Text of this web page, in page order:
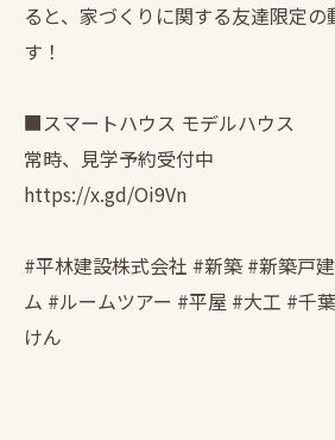
ると、家づくりに関する友達限定の
す！
■スマートハウス モデルハウス
常時、見学予約受付中
https://x.gd/Oi9Vn
#平林建設株式会社 #新築 #新築戸
ム #ルームツアー #平屋 #大工 #千
けん